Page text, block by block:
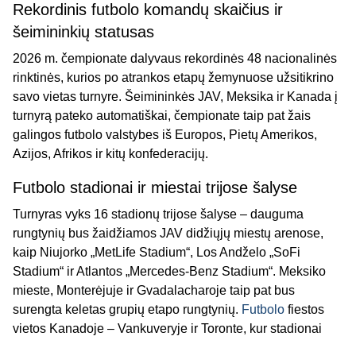
Rekordinis futbolo komandų skaičius ir
šeimininkių statusas
2026 m. čempionate dalyvaus rekordinės 48 nacionalinės
rinktinės, kurios po atrankos etapų žemynuose užsitikrino
savo vietas turnyre. Šeimininkės JAV, Meksika ir Kanada į
turnyrą pateko automatiškai, čempionate taip pat žais
galingos futbolo valstybes iš Europos, Pietų Amerikos,
Azijos, Afrikos ir kitų konfederacijų.
Futbolo stadionai ir miestai trijose šalyse
Turnyras vyks 16 stadionų trijose šalyse – dauguma
rungtynių bus žaidžiamos JAV didžiųjų miestų arenose,
kaip Niujorko „MetLife Stadium“, Los Andželo „SoFi
Stadium“ ir Atlantos „Mercedes-Benz Stadium“. Meksiko
mieste, Monterėjuje ir Gvadalacharoje taip pat bus
surengta keletas grupių etapo rungtynių. Futbolo fiestos
vietos Kanadoje – Vankuveryje ir Toronte, kur stadionai